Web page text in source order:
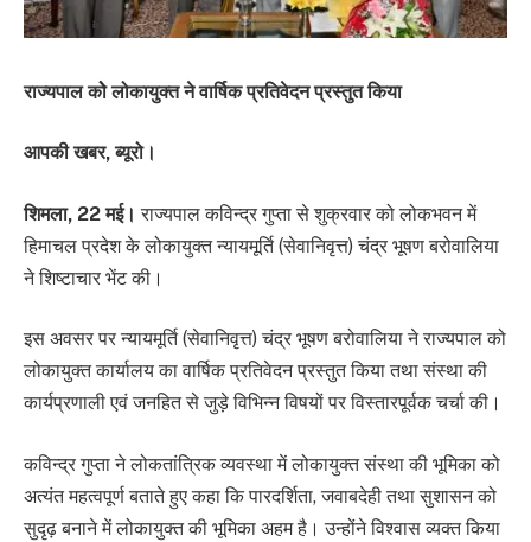
राज्यपाल कोे लोकायुक्त ने वार्षिक प्रतिवेदन प्रस्तुत किया
आपकी खबर, ब्यूरो।
शिमला, 22 मई। राज्यपाल कविन्द्र गुप्ता से शुक्रवार को लोकभवन में
हिमाचल प्रदेश के लोकायुक्त न्यायमूर्ति (सेवानिवृत्त) चंद्र भूषण बरोवालिया
ने शिष्टाचार भेंट की।
इस अवसर पर न्यायमूर्ति (सेवानिवृत्त) चंद्र भूषण बरोवालिया ने राज्यपाल को
लोकायुक्त कार्यालय का वार्षिक प्रतिवेदन प्रस्तुत किया तथा संस्था की
कार्यप्रणाली एवं जनहित से जुड़े विभिन्न विषयों पर विस्तारपूर्वक चर्चा की।
कविन्द्र गुप्ता ने लोकतांत्रिक व्यवस्था में लोकायुक्त संस्था की भूमिका को
अत्यंत महत्वपूर्ण बताते हुए कहा कि पारदर्शिता, जवाबदेही तथा सुशासन को
सुदृढ़ बनाने में लोकायुक्त की भूमिका अहम है। उन्होंने विश्वास व्यक्त किया